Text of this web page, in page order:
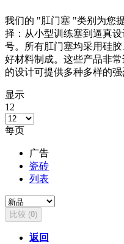
我们的 "肛门塞 "类别为您
择：从小型训练塞到逼真
号。所有肛门塞均采用硅
好材料制成。这些产品非
的设计可提供多种多样的强
显示
12
每页
广告
瓷砖
列表
比较 (0)
返回